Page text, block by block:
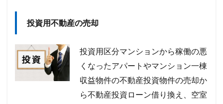
投資用不動産の売却
投資用区分マンションから稼働の悪
くなったアパートやマンション一棟
収益物件の不動産投資物件の売却か
ら不動産投資ローン借り換え、空室